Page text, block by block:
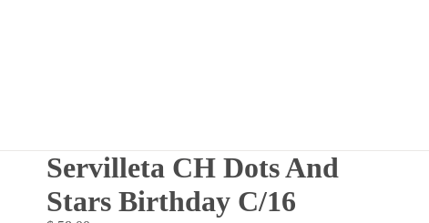
Servilleta CH Dots And
Stars Birthday C/16